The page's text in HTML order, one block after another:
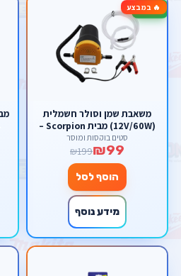
🔥 במבצע-50%
משאבת שמן וסולר חשמלית
(12V/60W) מבית Scorpion –
להחלפת שמן קלה ונקייה
ישירות דרך המדיד
סטים בוקסות ומוסך
₪99
₪199
הוסף לסל
מידע נוסף